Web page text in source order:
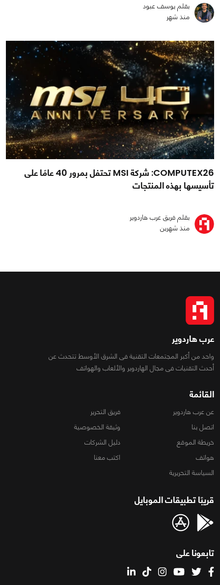
بقلم يوسف عبود
منذ شهر
COMPUTEX26: شركة MSI تحتفل بمرور 40 عامًا على
تأسيسها بهذه المنتجات
بقلم فريق عرب هاردوير
منذ شهرين
عرب هاردوير
واحد من أكبر المجتمعات التقنية فى الشرق الأوسط تتحدث عن
أحدث التقنيات فى مجال الهاردوير والألعاب والهواتف
القائمة
عن عرب هاردوير
فريق التحرير
اتصل بنا
وثيقة الخصوصية
خريطة الموقع
دليل الشركات
هواتف
اكتب معنا
السياسة التحريرية
قريبًا تطبيقات الموبايل
تابعونا على